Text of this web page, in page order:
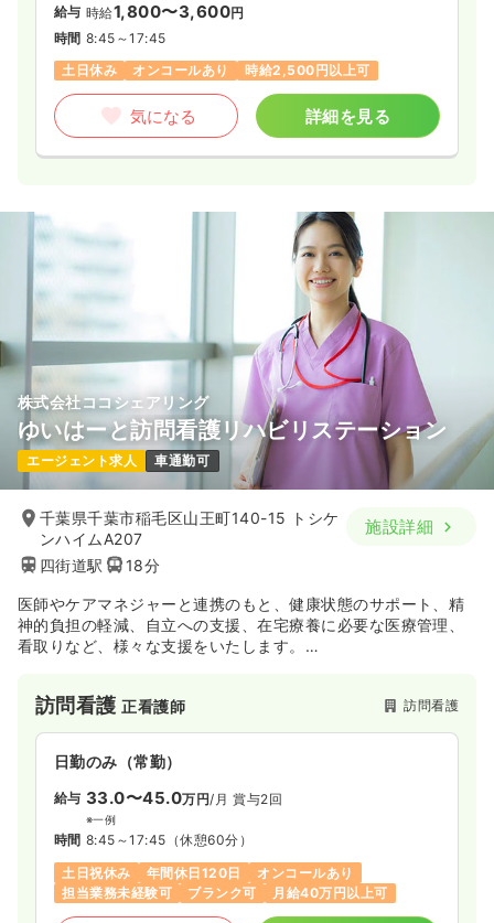
給与 時給1,800〜3,600円
時間 8:45～17:45
土日休み
オンコールあり 時給2,500円以上可
気になる 詳細を見る
株式会社ココシェアリング
ゆいはーと訪問看護リハビリステーション
エージェント求人 車通勤可
千葉県千葉市稲毛区山王町140-15 トシケ
ンハイムA207
四街道駅
18分
施設詳細
医師やケアマネジャーと連携のもと、健康状態のサポート、精
神的負担の軽減、自立への支援、在宅療養に必要な医療管理、
看取りなど、様々な支援をいたします。
「看護」と「リハビリ」の両方からのサポートで、ご本人やご
家族が住み慣れたご自宅で安心して生活できるようお手伝いい
たします。
訪問看護正看護師 訪問看護
日勤のみ（常勤）
給与 33.0〜45.0万円/月 賞与2回
※一例
時間 8:45～17:45 （休憩60分）
土日祝休み
年間休日120日
オンコールあり
担当業務未経験可
ブランク可 月給40万円以上可